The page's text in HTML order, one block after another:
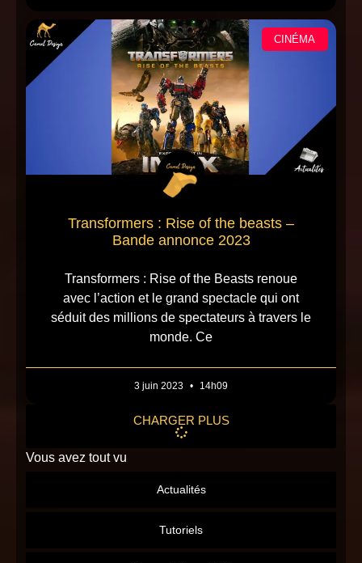
Actualités
Tutoriels
CINÉMA
Transformers : Rise of the beasts –
Bande annonce 2023
Transformers : Rise of the Beasts renoue
avec l’action et le grand spectacle qui ont
séduit des millions de spectateurs à travers le
monde. Ce
3 juin 2023 14h09
CHARGER PLUS
Vous avez tout vu